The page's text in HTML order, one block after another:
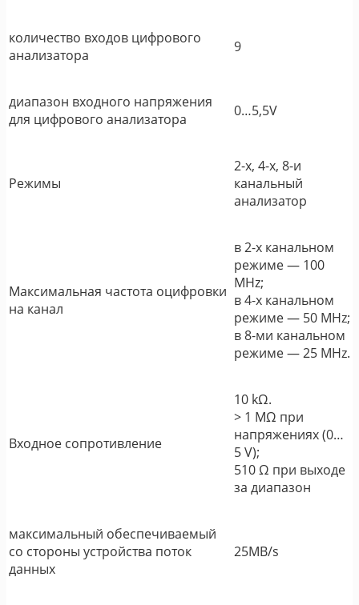
количество входов цифрового
анализатора
9
диапазон входного напряжения
для цифрового анализатора
0…5,5V
Режимы
2-х, 4-х, 8-и
канальный
анализатор
Максимальная частота оцифровки
на канал
в 2-х канальном
режиме ― 100
MHz;
в 4-х канальном
режиме ― 50 MHz;
в 8-ми канальном
режиме ― 25 MHz.
Входное сопротивление
10 kΩ.
> 1 MΩ при
напряжениях (0…
5 V);
510 Ω при выходе
за диапазон
максимальный обеспечиваемый
со стороны устройства поток
данных
25MB/s